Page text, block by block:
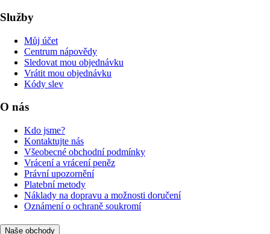
Služby
Můj účet
Centrum nápovědy
Sledovat mou objednávku
Vrátit mou objednávku
Kódy slev
O nás
Kdo jsme?
Kontaktujte nás
Všeobecné obchodní podmínky
Vrácení a vrácení peněz
Právní upozornění
Platební metody
Náklady na dopravu a možnosti doručení
Oznámení o ochraně soukromí
Naše obchody